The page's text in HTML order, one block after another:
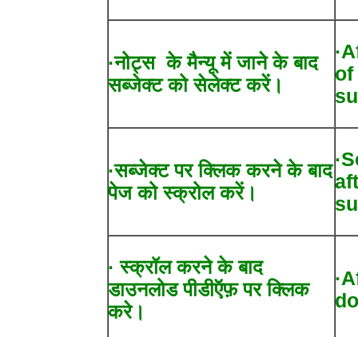
·नोट्स के मैन्यू में जाने के बाद
सब्जेक्ट को सेलेक्ट करें।
of
·सब्जेक्ट पर क्लिक करने के बाद
पेज को स्क्रोल करें।
· स्क्रॉल करने के बाद
डाउनलोड पीडीऍफ़ पर क्लिक
करे।